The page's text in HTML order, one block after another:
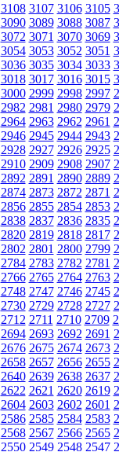
3108 3107 3106 3105
3090 3089 3088 3087
3072 3071 3070 3069
3054 3053 3052 3051
3036 3035 3034 3033
3018 3017 3016 3015
3000 2999 2998 2997
2982 2981 2980 2979
2964 2963 2962 2961
2946 2945 2944 2943
2928 2927 2926 2925
2910 2909 2908 2907
2892 2891 2890 2889
2874 2873 2872 2871
2856 2855 2854 2853
2838 2837 2836 2835
2820 2819 2818 2817
2802 2801 2800 2799
2784 2783 2782 2781
2766 2765 2764 2763
2748 2747 2746 2745
2730 2729 2728 2727
2712 2711 2710 2709
2694 2693 2692 2691
2676 2675 2674 2673
2658 2657 2656 2655
2640 2639 2638 2637
2622 2621 2620 2619
2604 2603 2602 2601
2586 2585 2584 2583
2568 2567 2566 2565
2550 2549 2548 2547